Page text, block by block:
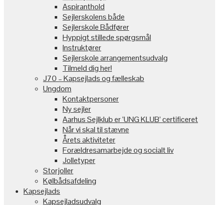
Aspiranthold
Sejlerskolens både
Sejlerskole Bådfører
Hyppigt stillede spørgsmål
Instruktører
Sejlerskole arrangementsudvalg
Tilmeld dig her!
J70 – Kapsejlads og fælleskab
Ungdom
Kontaktpersoner
Ny sejler
Aarhus Sejlklub er ‘UNG KLUB’ certificeret
Når vi skal til stævne
Årets aktiviteter
Forældresamarbejde og socialt liv
Jolletyper
Storjoller
Kølbådsafdeling
Kapsejlads
Kapsejladsudvalg